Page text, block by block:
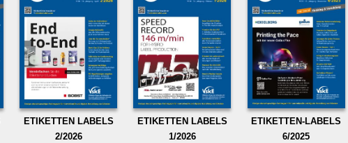
ETIKETTEN LABELS
2/2026
ETIKETTEN LABELS
1/2026
ETIKETTEN-LABELS
6/2025